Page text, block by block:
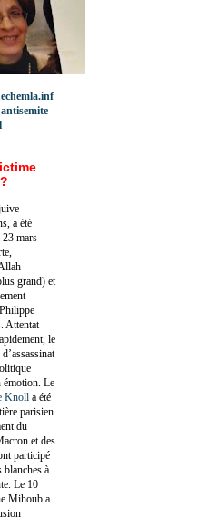
a été
23 mars
grand) et
Attentat
le
émotion. Le
Knoll a été
parisien
du
et des
participé
blanches à
Le 10
Mihoub a